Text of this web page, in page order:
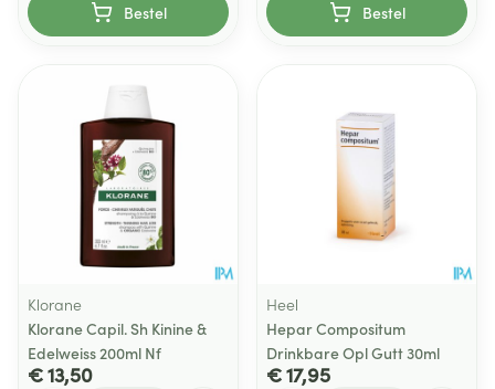
Bestel Bestel
Klorane
Klorane Capil. Sh Kinine &
Edelweiss 200ml Nf
€ 13,50
Heel
Hepar Compositum
Drinkbare Opl Gutt 30ml
€ 17,95